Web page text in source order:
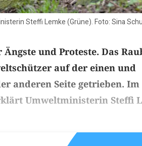
Steffi Lemke (Grüne). Foto: Sina
und Proteste. Das
auf der einen und
anderen Seite getrieben. Im
Umweltministerin Steffi